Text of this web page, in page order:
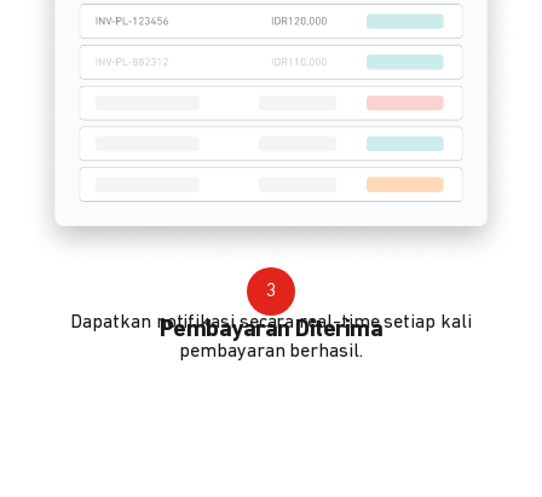
3
Pembayaran Diterima
Dapatkan notifikasi secara real-time setiap kali
pembayaran berhasil.